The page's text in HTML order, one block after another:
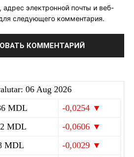
электронной почты и веб-
следующего комментария.
06 Aug 2026
MDL
-0,0254 ▼
MDL
-0,0606 ▼
MDL
-0,0029 ▼